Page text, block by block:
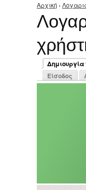
Είστε
Αρχική ›
(ενεργή
Είσοδος